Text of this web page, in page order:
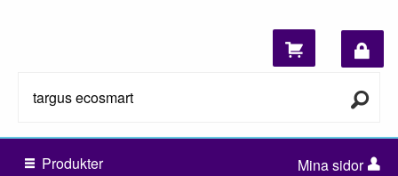
Produkter Mina sidor